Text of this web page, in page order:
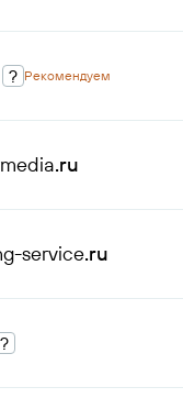
? Рекомендуем
.ru
service.ru
?